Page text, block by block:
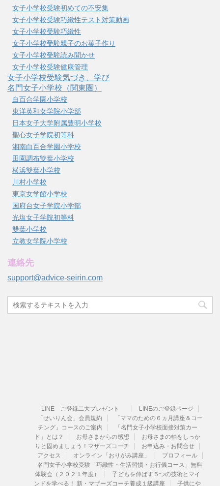
女子小学校受験初めての不安集
女子小学校受験巧緻性テスト対策動画
女子小学校受験巧緻性
女子小学校受験親子のお菓子作り
女子小学校受験読み聞かせ
女子小学校受験健康管理
女子小学校受験気づき、学び
名門女子小学校（関東圏）
白百合学園小学校
東洋英和女学院小学部
日本女子大学附属豊明小学校
聖心女子学院初等科
湘南白百合学園小学校
田園調布雙葉小学校
横浜雙葉小学校
川村小学校
東京女学館小学校
国府台女子学院小学部
光塩女子学院初等科
雙葉小学校
立教女学院小学校
連絡先
support@advice-seirin.com
LINE ご登録二大プレゼント
LINEのご登録ページ
「せいりん会」会員規約
「ママのための６ヵ月講座＆コー
チング」コースのご案内
「名門女子小学校面接対策カー
ド」とは？
お母さまからの感想
お母さまの軸をしっか
りと固めましょう！マザーズコーチ
お申込み・お問合せ
アクセス
オンライン「おりがみ講座」
プロフィール
名門女子小学校受験「巧緻性・生活習慣・お行儀コース」無料
体験会（２０２１年度）
子どもを伸ばす５つの技術とマイ
ンドを学べる！ 新・マザーズコーチ養成１級講座
子供にや